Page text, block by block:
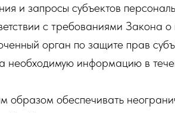
и запросы субъектов
с требованиями Закона
орган по защите прав
необходимую информацию в
образом обеспечивать